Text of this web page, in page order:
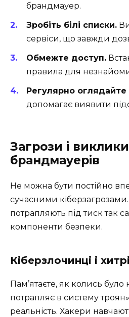
брандмауер.
Зробіть білі списки.
сервіси, що завжди
Обмежте доступ.
правила для
Регулярно
допомагає виявити
Загрози і
брандмауерів
Не можна бути постійно
сучасними
потрапляють під тиск так
компоненти безпеки.
Кіберзлочинці і
Пам’ятаєте, як колись було
потрапляє в систему
реальність. Хакери